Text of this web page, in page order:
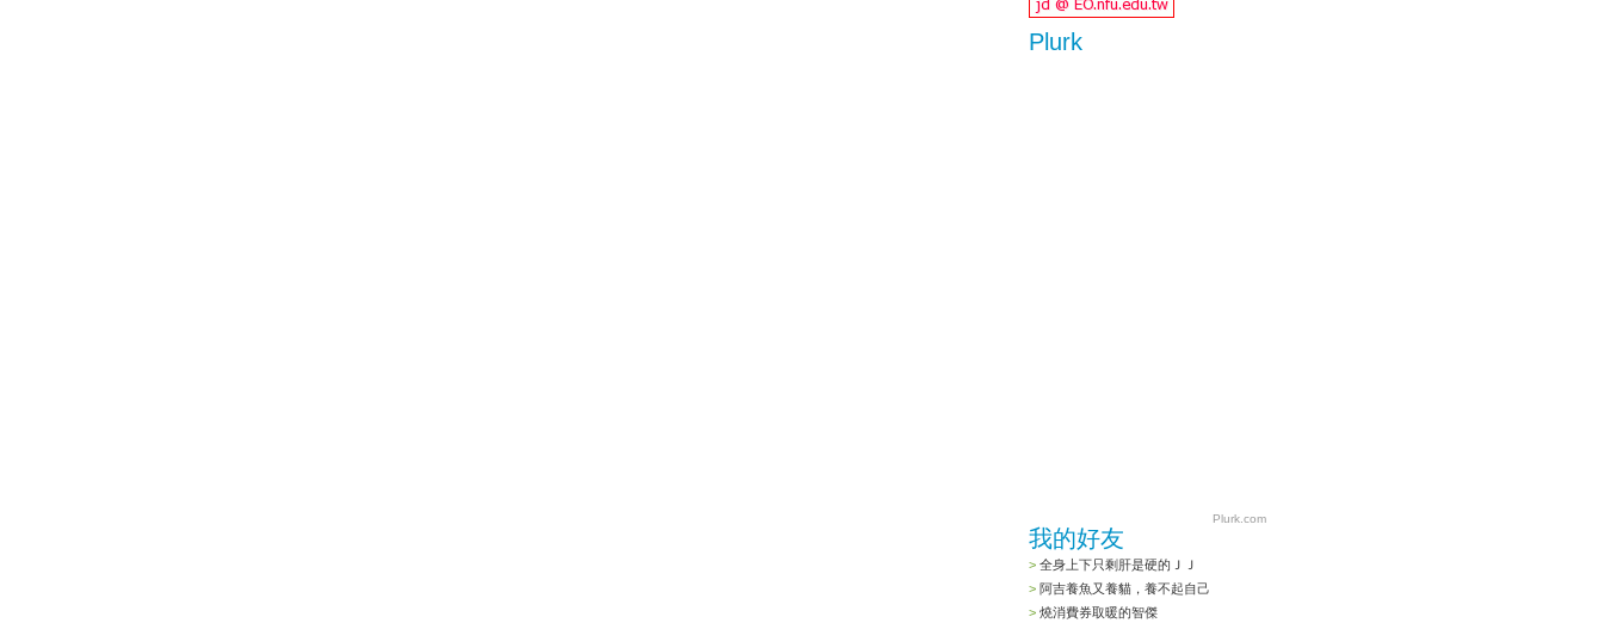
Plurk
Plurk.com
我的好友
全身上下只剩肝是硬的ＪＪ
阿吉養魚又養貓，養不起自己
燒消費券取暖的智傑